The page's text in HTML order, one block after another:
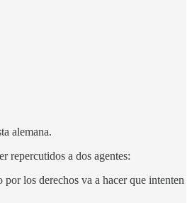
alemana.
repercutidos a dos agentes:
por los derechos va a hacer que intenten